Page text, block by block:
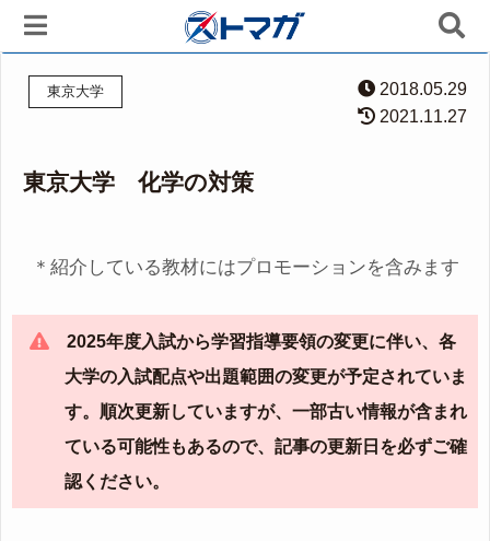
東京大学
2018.05.29
2021.11.27
東京大学 化学の対策
＊紹介している教材にはプロモーションを含みます
2025年度入試から学習指導要領の変更に伴い、各
大学の入試配点や出題範囲の変更が予定されていま
す。順次更新していますが、一部古い情報が含まれ
ている可能性もあるので、記事の更新日を必ずご確
認ください。